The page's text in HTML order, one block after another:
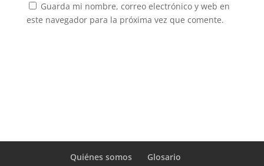
Guarda mi nombre, correo electrónico y web en
este navegador para la próxima vez que comente.
Quiénes somos Glosario